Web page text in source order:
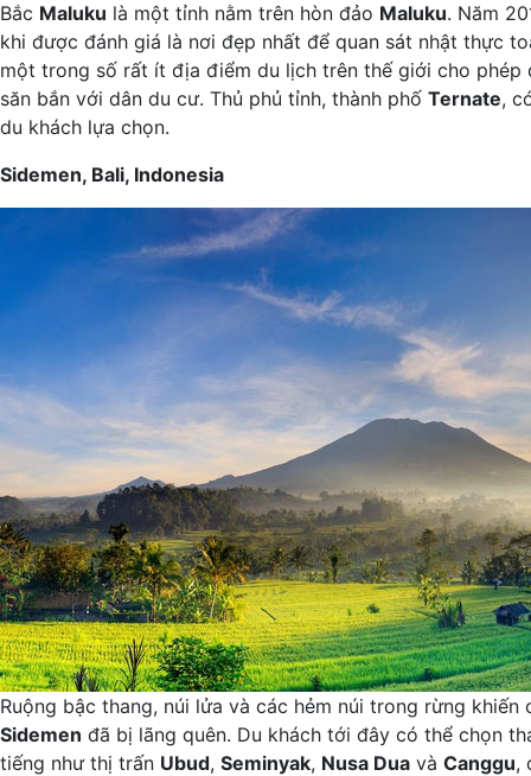
Bắc Maluku là một tỉnh nằm trên hòn đảo Maluku. Năm
khi được đánh giá là nơi đẹp nhất để quan sát nhật thực
một trong số rất ít địa điểm du lịch trên thế giới cho phép
săn bắn với dân du cư. Thủ phủ tỉnh, thành phố Ternate,
du khách lựa chọn.
Sidemen, Bali, Indonesia
Ruộng bậc thang, núi lửa và các hẻm núi trong rừng khiến
Sidemen đã bị lãng quên. Du khách tới đây có thể chọn
tiếng như thị trấn Ubud, Seminyak, Nusa Dua và Canggu,